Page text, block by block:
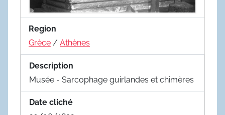
Region
Grèce / Athènes
Description
Musée - Sarcophage guirlandes et chimères
Date cliché